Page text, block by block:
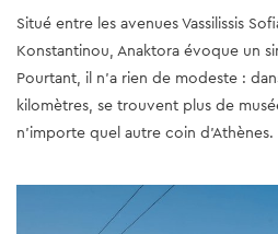
Situé entre les avenues Vassilissis
Konstantinou, Anaktora évoque un
Pourtant, il n'a rien de modeste :
kilomètres, se trouvent plus de
n'importe quel autre coin d'Athènes.